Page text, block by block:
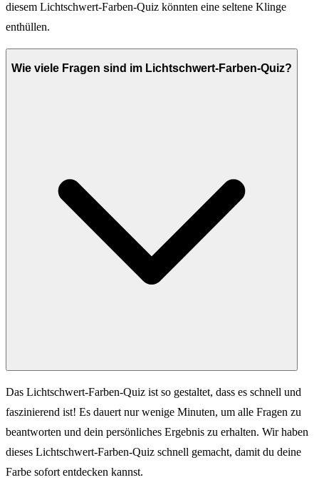
diesem Lichtschwert-Farben-Quiz könnten eine seltene Klinge
enthüllen.
Wie viele Fragen sind im Lichtschwert-Farben-Quiz?
Das Lichtschwert-Farben-Quiz ist so gestaltet, dass es schnell und
faszinierend ist! Es dauert nur wenige Minuten, um alle Fragen zu
beantworten und dein persönliches Ergebnis zu erhalten. Wir haben
dieses Lichtschwert-Farben-Quiz schnell gemacht, damit du deine
Farbe sofort entdecken kannst.